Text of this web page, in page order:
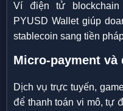
Ví điện tử blockchain
PYUSD Wallet giúp
stablecoin sang tiền
Micro-payment
Dịch vụ trực tuyến,
để thanh toán vi mô, tự